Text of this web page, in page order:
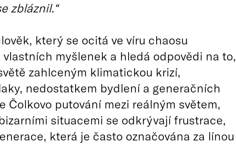
zbláznil.“
který se ocitá ve víru chaosu
myšlenek a hledá odpovědi na to,
zahlceným klimatickou krizí,
nedostatkem bydlení a generačních
Čolkovo putování mezi reálným světem,
situacemi se odkrývají frustrace,
která je často označována za línou